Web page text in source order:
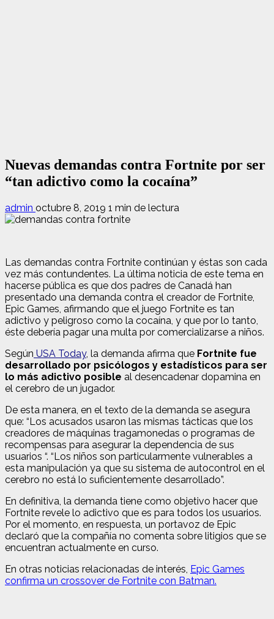
Nuevas demandas contra Fortnite por ser
“tan adictivo como la cocaína”
admin octubre 8, 2019 1 min de lectura
Las demandas contra Fortnite continúan y éstas son cada
vez más contundentes. La última noticia de este tema en
hacerse pública es que dos padres de Canadá han
presentado una demanda contra el creador de Fortnite,
Epic Games, afirmando que el juego Fortnite es tan
adictivo y peligroso como la cocaína, y que por lo tanto,
éste debería pagar una multa por comercializarse a niños.
Según USA Today, la demanda afirma que Fortnite fue
desarrollado por psicólogos y estadísticos para ser
lo más adictivo posible al desencadenar dopamina en
el cerebro de un jugador.
De esta manera, en el texto de la demanda se asegura
que: “Los acusados ​​usaron las mismas tácticas que los
creadores de máquinas tragamonedas o programas de
recompensas para asegurar la dependencia de sus
usuarios “. “Los niños son particularmente vulnerables a
esta manipulación ya que su sistema de autocontrol en el
cerebro no está lo suficientemente desarrollado”.
En definitiva, la demanda tiene como objetivo hacer que
Fortnite revele lo adictivo que es para todos los usuarios.
Por el momento, en respuesta, un portavoz de Epic
declaró que la compañía no comenta sobre litigios que se
encuentran actualmente en curso.
En otras noticias relacionadas de interés, Epic Games
confirma un crossover de Fortnite con Batman.